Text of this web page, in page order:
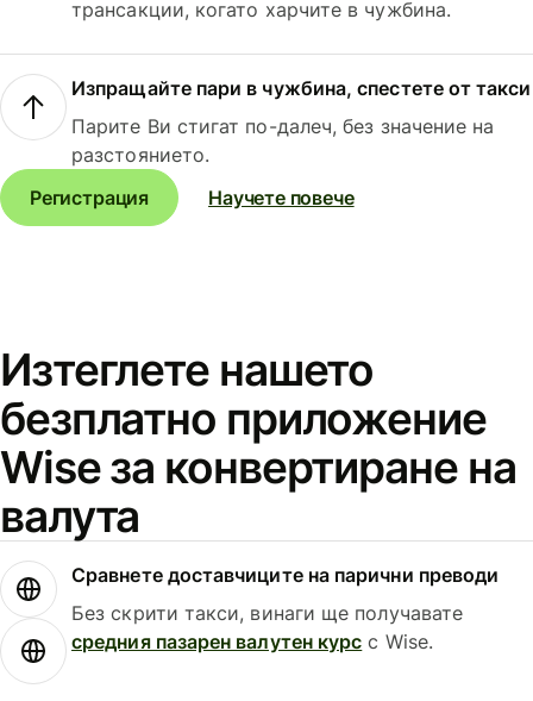
трансакции, когато харчите в чужбина.
Изпращайте пари в чужбина, спестете от такси
Парите Ви стигат по-далеч, без значение на
разстоянието.
Регистрация
Научете повече
Изтеглете нашето
безплатно приложение
Wise за конвертиране на
валута
Сравнете доставчиците на парични преводи
Без скрити такси, винаги ще получавате
средния пазарен валутен курс с Wise.